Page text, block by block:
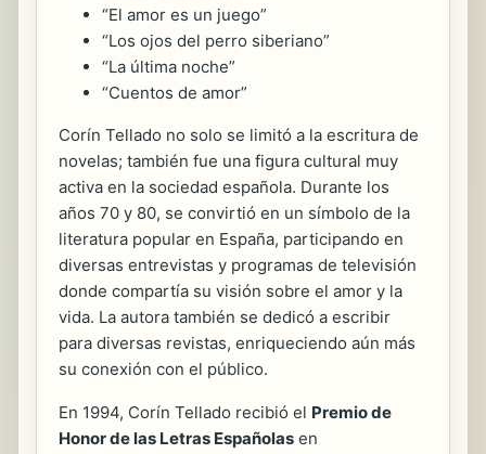
“El amor es un juego”
“Los ojos del perro siberiano”
“La última noche”
“Cuentos de amor”
Corín Tellado no solo se limitó a la escritura de
novelas; también fue una figura cultural muy
activa en la sociedad española. Durante los
años 70 y 80, se convirtió en un símbolo de la
literatura popular en España, participando en
diversas entrevistas y programas de televisión
donde compartía su visión sobre el amor y la
vida. La autora también se dedicó a escribir
para diversas revistas, enriqueciendo aún más
su conexión con el público.
En 1994, Corín Tellado recibió el Premio de
Honor de las Letras Españolas en